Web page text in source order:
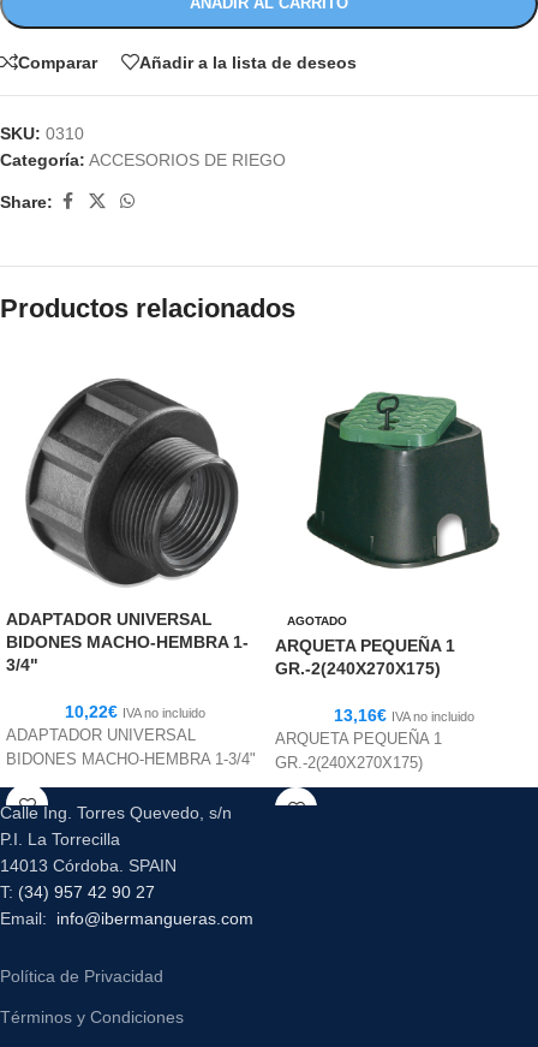
Comparar Añadir a la lista de deseos
SKU: 0310
Categoría: ACCESORIOS DE RIEGO
Share:
Productos relacionados
ADAPTADOR UNIVERSAL
BIDONES MACHO-HEMBRA 1-
3/4"
10,22€ IVA no incluido
ADAPTADOR UNIVERSAL
BIDONES MACHO-HEMBRA 1-3/4"
AGOTADO
ARQUETA PEQUEÑA 1
GR.-2(240X270X175)
13,16€ IVA no incluido
ARQUETA PEQUEÑA 1
GR.-2(240X270X175)
Calle Ing. Torres Quevedo, s/n
P.I. La Torrecilla
14013 Córdoba. SPAIN
T: (34) 957 42 90 27
Email: info@ibermangueras.com
Política de Privacidad
Términos y Condiciones